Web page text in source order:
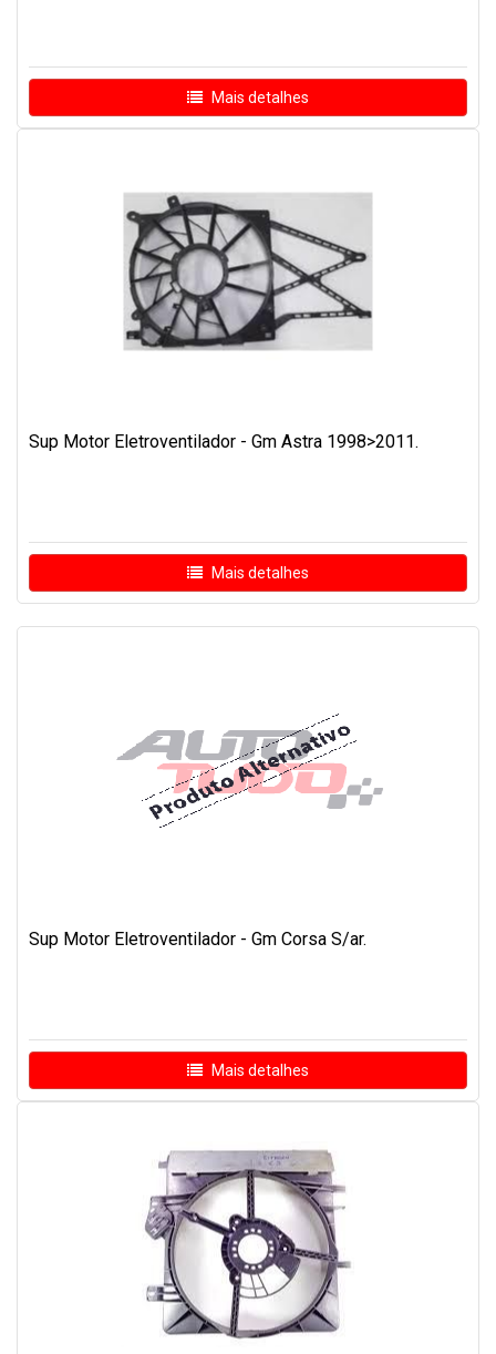
Mais detalhes
Sup Motor Eletroventilador - Gm Astra 1998>2011.
Mais detalhes
Sup Motor Eletroventilador - Gm Corsa S/ar.
Mais detalhes